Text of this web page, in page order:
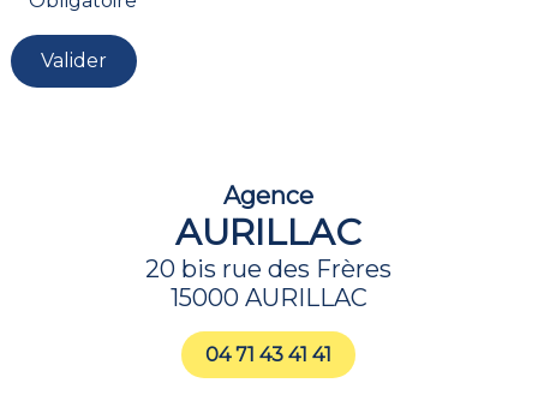
Agence
AURILLAC
20 bis rue des Frères
15000 AURILLAC
04 71 43 41 41